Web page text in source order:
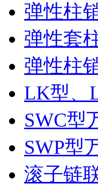
弹性柱
弹性套
弹性柱
LK型、
SWC型
SWP型
滚子链